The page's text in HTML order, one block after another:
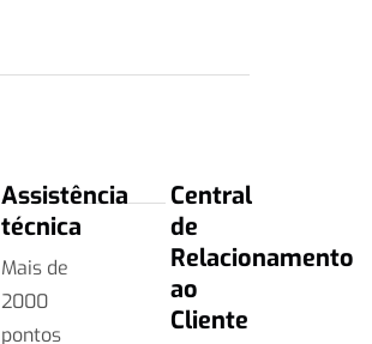
Assistência
técnica
Mais de
2000
pontos
Central
de
Relacionamento
ao
Cliente